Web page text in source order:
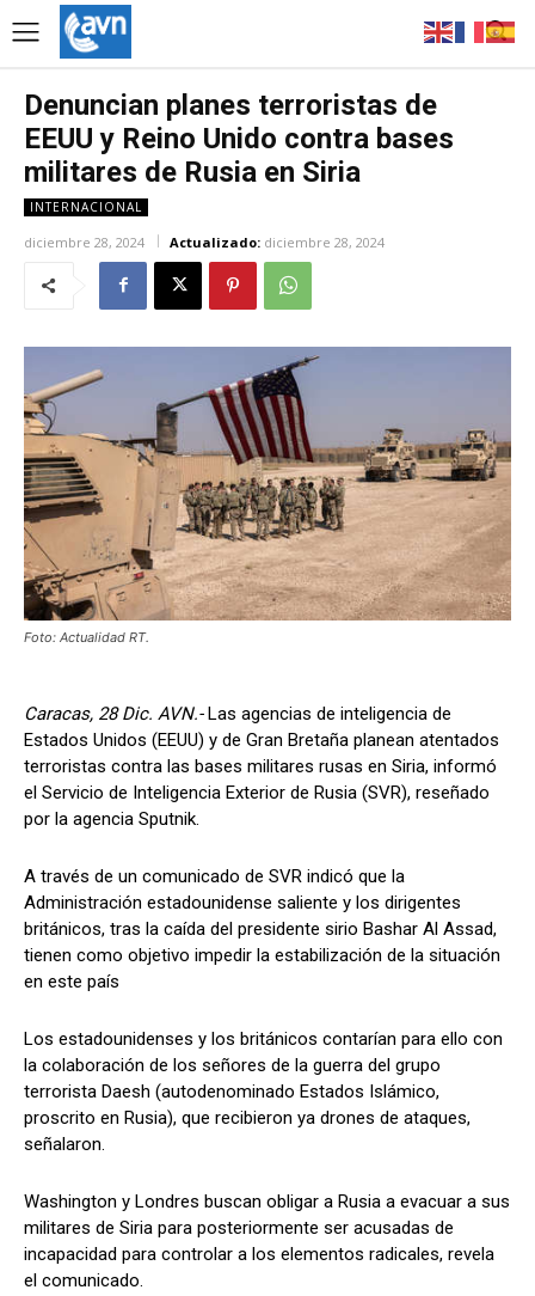
Denuncian planes terroristas de
EEUU y Reino Unido contra bases
militares de Rusia en Siria
INTERNACIONAL
diciembre 28, 2024 Actualizado: diciembre 28, 2024
Foto: Actualidad RT.
Caracas, 28 Dic. AVN.-Las agencias de inteligencia de
Estados Unidos (EEUU) y de Gran Bretaña planean atentados
terroristas contra las bases militares rusas en Siria, informó
el Servicio de Inteligencia Exterior de Rusia (SVR), reseñado
por la agencia Sputnik.
A través de un comunicado de SVR indicó que la
Administración estadounidense saliente y los dirigentes
británicos, tras la caída del presidente sirio Bashar Al Assad,
tienen como objetivo impedir la estabilización de la situación
en este país
Los estadounidenses y los británicos contarían para ello con
la colaboración de los señores de la guerra del grupo
terrorista Daesh (autodenominado Estados Islámico,
proscrito en Rusia), que recibieron ya drones de ataques,
señalaron.
Washington y Londres buscan obligar a Rusia a evacuar a sus
militares de Siria para posteriormente ser acusadas de
incapacidad para controlar a los elementos radicales, revela
el comunicado.